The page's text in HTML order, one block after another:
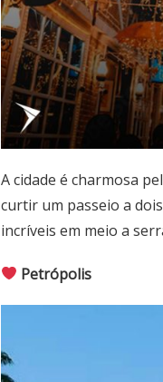
A cidade é charmosa
curtir um passeio a
incríveis em meio a
Petrópolis